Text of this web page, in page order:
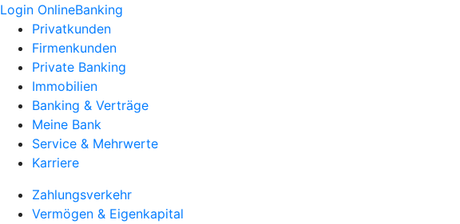
Login OnlineBanking
Privatkunden
Firmenkunden
Private Banking
Immobilien
Banking & Verträge
Meine Bank
Service & Mehrwerte
Karriere
Zahlungsverkehr
Vermögen & Eigenkapital